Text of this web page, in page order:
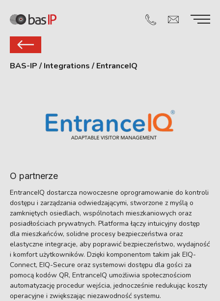
BAS-IP / Integrations / EntranceIQ
O partnerze
EntranceIQ dostarcza nowoczesne oprogramowanie do kontroli
dostępu i zarządzania odwiedzającymi, stworzone z myślą o
zamkniętych osiedlach, wspólnotach mieszkaniowych oraz
posiadłościach prywatnych. Platforma łączy intuicyjny dostęp
dla mieszkańców, solidne procesy bezpieczeństwa oraz
elastyczne integracje, aby poprawić bezpieczeństwo, wydajność
i komfort użytkowników. Dzięki komponentom takim jak EIQ-
Connect, EIQ-Secure oraz systemowi dostępu dla gości za
pomocą kodów QR, EntranceIQ umożliwia społecznościom
automatyzację procedur wejścia, jednocześnie redukując koszty
operacyjne i zwiększając niezawodność systemu.